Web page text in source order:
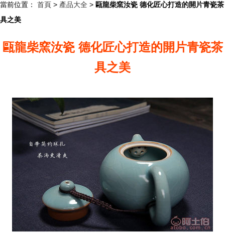
當前位置： 首頁 > 產品大全 > 甌龍柴窯汝瓷 德化匠心打造的開片青瓷茶
具之美
甌龍柴窯汝瓷 德化匠心打造的開片青瓷茶
具之美